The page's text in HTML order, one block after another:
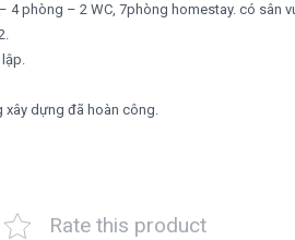
4 phòng – 2 WC, 7phòng homestay. có sân
xây dựng đã hoàn công.
Rate this product